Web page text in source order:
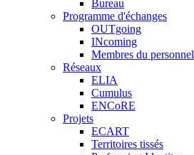
Bureau
Programme d'échanges
OUTgoing
INcoming
Membres du personnel
Réseaux
ELIA
Cumulus
ENCoRE
Projets
ECART
Territoires tissés